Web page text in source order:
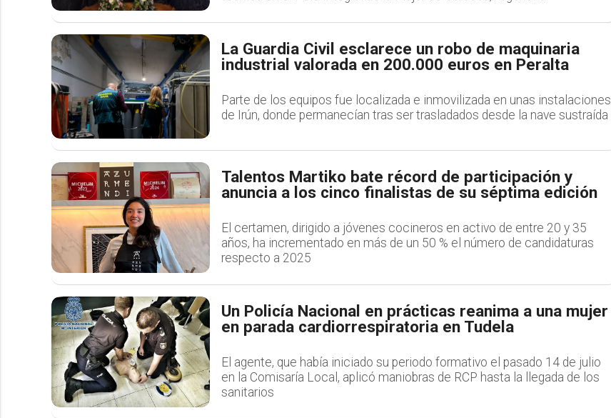
La Guardia Civil esclarece un robo de maquinaria
industrial valorada en 200.000 euros en Peralta
Parte de los equipos fue localizada e inmovilizada en unas instalaciones
de Irún, donde permanecían tras ser trasladados desde la nave sustraída
Talentos Martiko bate récord de participación y
anuncia a los cinco finalistas de su séptima edición
El certamen, dirigido a jóvenes cocineros en activo de entre 20 y 35
años, ha incrementado en más de un 50 % el número de candidaturas
respecto a 2025
Un Policía Nacional en prácticas reanima a una mujer
en parada cardiorrespiratoria en Tudela
El agente, que había iniciado su periodo formativo el pasado 14 de julio
en la Comisaría Local, aplicó maniobras de RCP hasta la llegada de los
sanitarios